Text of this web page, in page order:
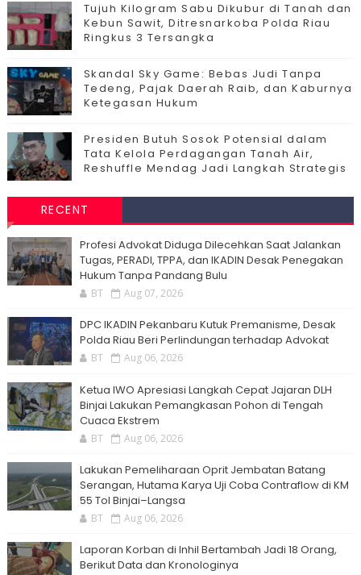
Tujuh Kilogram Sabu Dikubur di Tanah dan
Kebun Sawit, Ditresnarkoba Polda Riau
Ringkus 3 Tersangka
Skandal Sky Game: Bebas Judi Tanpa
Tedeng, Pajak Daerah Raib, dan Kaburnya
Ketegasan Hukum
Presiden Butuh Sosok Potensial dalam
Tata Kelola Perdagangan Tanah Air,
Reshuffle Mendag Jadi Langkah Strategis
RECENT
Profesi Advokat Diduga Dilecehkan Saat Jalankan
Tugas, PERADI, TPPA, dan IKADIN Desak Penegakan
Hukum Tanpa Pandang Bulu
BT Aug 07, 2026
DPC IKADIN Pekanbaru Kutuk Premanisme, Desak
Polda Riau Beri Perlindungan terhadap Advokat
BT Aug 06, 2026
Ketua IWO Apresiasi Langkah Cepat Jajaran DLH
Binjai Lakukan Pemangkasan Pohon di Tengah
Cuaca Ekstrem
BT Aug 06, 2026
Lakukan Pemeliharaan Oprit Jembatan Batang
Serangan, Hutama Karya Uji Coba Contraflow di KM
55 Tol Binjai–Langsa
BT Aug 06, 2026
Laporan Korban di Inhil Bertambah Jadi 18 Orang,
Berikut Data dan Kronologinya